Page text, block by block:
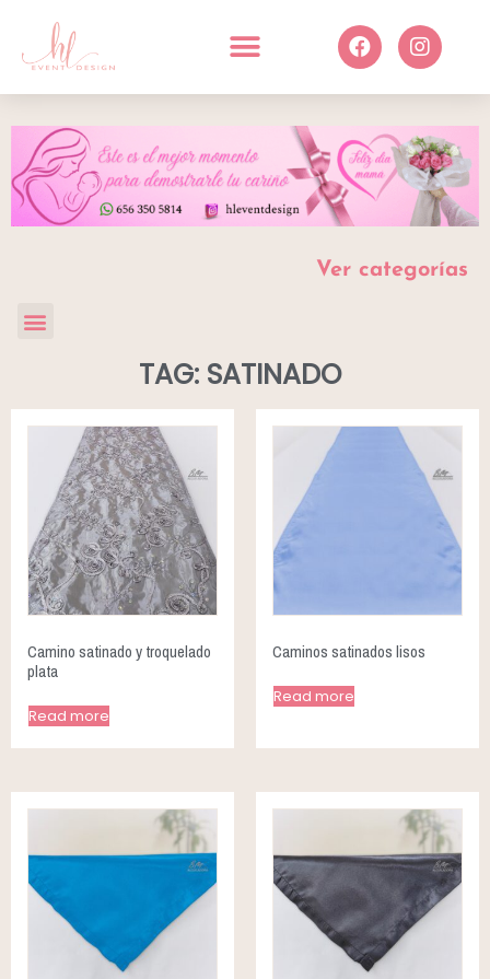
Ver categorías
TAG: SATINADO
Camino satinado y troquelado
plata
Read more
Caminos satinados lisos
Read more